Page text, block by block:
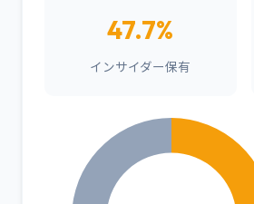
47.7%
インサイダー保有